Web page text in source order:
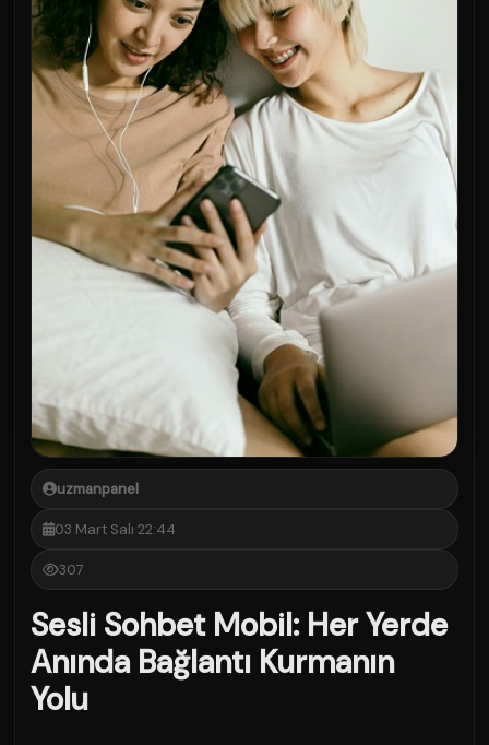
uzmanpanel
03 Mart Salı 22:44
307
Sesli Sohbet Mobil: Her Yerde
Anında Bağlantı Kurmanın
Yolu